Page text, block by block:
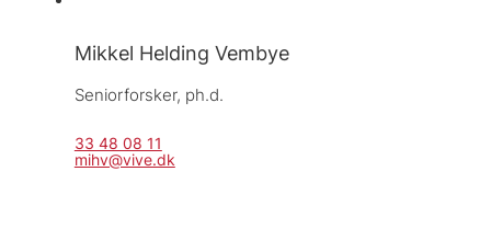
Mikkel Helding Vembye
Seniorforsker, ph.d.
33 48 08 11
mihv@vive.dk